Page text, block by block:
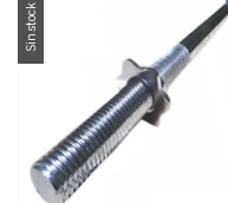
Sin stock